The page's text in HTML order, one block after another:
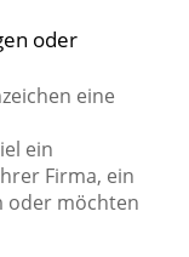
oder
eine
ein
Firma, ein
oder möchten